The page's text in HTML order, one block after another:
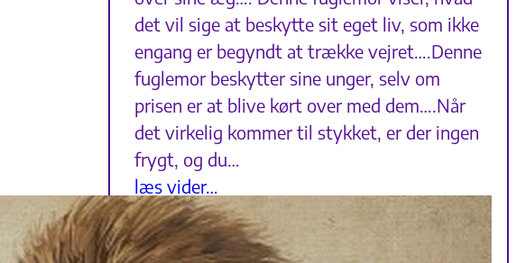
det vil sige at beskytte sit eget liv, som ikke
engang er begyndt at trække vejret….Denne
fuglemor beskytter sine unger, selv om
prisen er at blive kørt over med dem….Når
det virkelig kommer til stykket, er der ingen
frygt, og du…
læs vider…
11. maj 2023 20:16